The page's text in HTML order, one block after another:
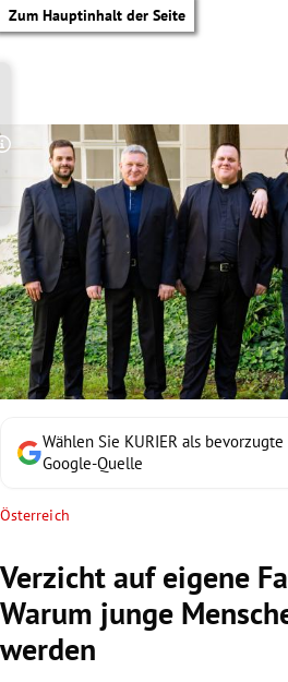
Zum Hauptinhalt der Seite
Untermenü
Untermenü
Untermenü
Untermenü
Wählen Sie KURIER als bevorzugte
Google-Quelle
Österreich
Verzicht auf eigene
Warum junge
werden
Copyright-Hinweis öffnen/schließen